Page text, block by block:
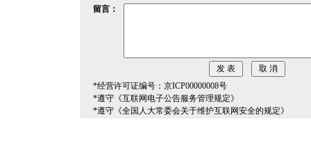
留言：
*经营许可证编号：京ICP00000008号
*遵守《互联网电子公告服务管理规定》
*遵守《全国人大常委会关于维护互联网安全的规定》